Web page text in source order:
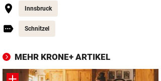
Innsbruck
Schnitzel
MEHR KRONE+ ARTIKEL